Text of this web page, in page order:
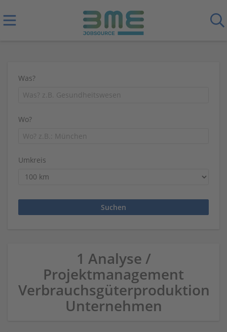
Was?
Wo?
Umkreis
1 Analyse /
Projektmanagement
Verbrauchsgüterproduktion
Unternehmen